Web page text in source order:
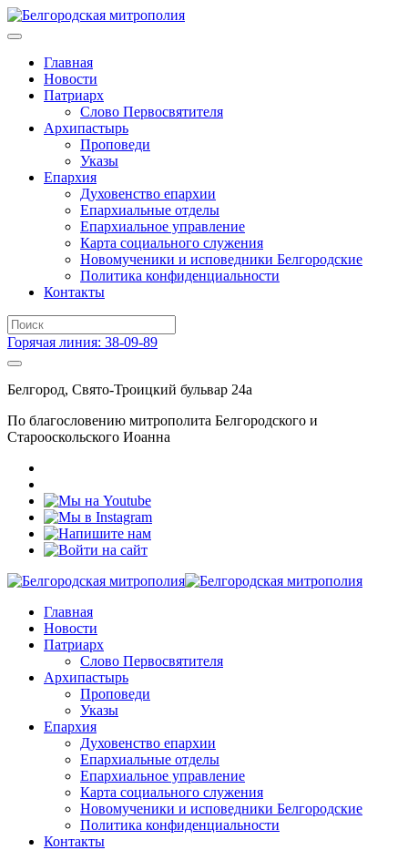
Главная
Новости
Патриарх
Слово Первосвятителя
Архипастырь
Проповеди
Указы
Епархия
Духовенство епархии
Епархиальные отделы
Епархиальное управление
Карта социального служения
Новомученики и исповедники Белгородские
Политика конфиденциальности
Контакты
Горячая линия: 38-09-89
Белгород, Свято-Троицкий бульвар 24а
По благословению митрополита Белгородского и
Старооскольского Иоанна
Главная
Новости
Патриарх
Слово Первосвятителя
Архипастырь
Проповеди
Указы
Епархия
Духовенство епархии
Епархиальные отделы
Епархиальное управление
Карта социального служения
Новомученики и исповедники Белгородские
Политика конфиденциальности
Контакты